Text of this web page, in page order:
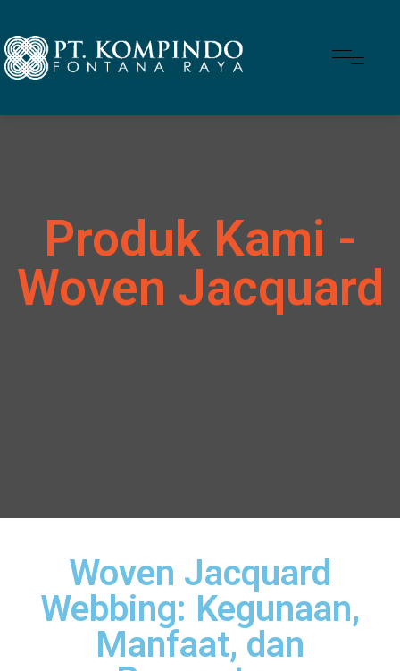
Produk Kami -
Woven Jacquard
Woven Jacquard
Webbing: Kegunaan,
Manfaat, dan